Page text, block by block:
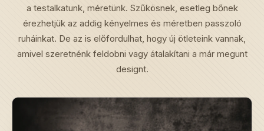
a testalkatunk, méretünk. Szűkösnek, esetleg bőnek
érezhetjük az addig kényelmes és méretben passzoló
ruháinkat. De az is előfordulhat, hogy új ötleteink vannak,
amivel szeretnénk feldobni vagy átalakítani a már megunt
designt.